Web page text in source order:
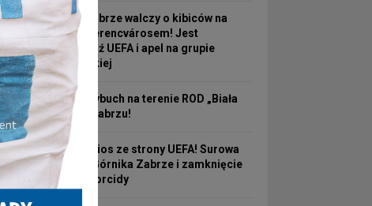
Górnik Zabrze walczy o kibiców na
mecz z Ferencvárosem! Jest
odpowiedź UEFA i apel na grupie
kibicowskiej
Pożar i wybuch na terenie ROD „Biała
Róża” w Zabrzu!
Bolesny cios ze strony UEFA! Surowa
kara dla Górnika Zabrze i zamknięcie
trybuny Torcidy